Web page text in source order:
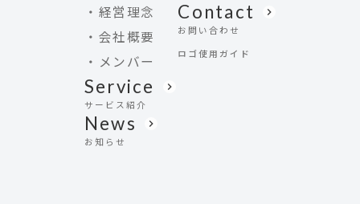
・経営理念
・会社概要
・メンバー
Service keyboard_arrow_right
サービス紹介
News keyboard_arrow_right
お知らせ
Contact keyboard_arrow_right
お問い合わせ
ロゴ使用ガイド